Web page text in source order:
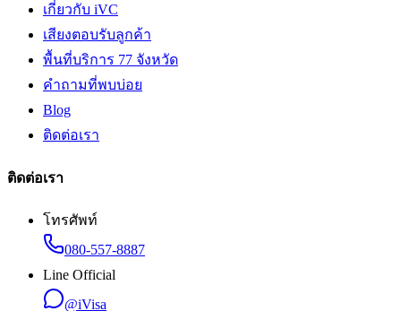
เกี่ยวกับ iVC
เสียงตอบรับลูกค้า
พื้นที่บริการ 77 จังหวัด
คำถามที่พบบ่อย
Blog
ติดต่อเรา
ติดต่อเรา
โทรศัพท์
080-557-8887
Line Official
@iVisa